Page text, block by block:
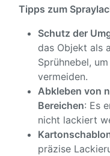
Tipps zum
Schutz der
das Objekt als
Sprühnebel,
vermeiden.
Abkleben von
Bereichen: Es
nicht lackiert
präzise